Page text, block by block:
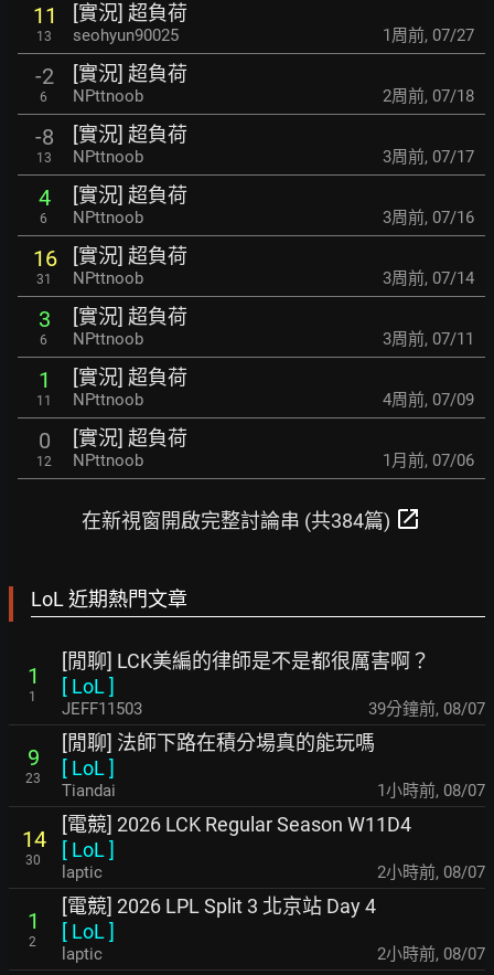
11
13
[實況] 超負荷
seohyun90025 1周前, 07/27
-2
6
[實況] 超負荷
NPttnoob 2周前, 07/18
-8
13
[實況] 超負荷
NPttnoob 3周前, 07/17
4
6
[實況] 超負荷
NPttnoob 3周前, 07/16
16
31
[實況] 超負荷
NPttnoob 3周前, 07/14
3
6
[實況] 超負荷
NPttnoob 3周前, 07/11
1
11
[實況] 超負荷
NPttnoob 4周前, 07/09
0
12
[實況] 超負荷
NPttnoob 1月前, 07/06
在新視窗開啟完整討論串 (共384篇) open_in_new
LoL 近期熱門文章
1
1
[閒聊] LCK美編的律師是不是都很厲害啊？
[ LoL ]
JEFF11503 39分鐘前, 08/07
9
23
[閒聊] 法師下路在積分場真的能玩嗎
[ LoL ]
Tiandai 1小時前, 08/07
14
30
[電競] 2026 LCK Regular Season W11D4
[ LoL ]
laptic 2小時前, 08/07
1
2
[電競] 2026 LPL Split 3 北京站 Day 4
[ LoL ]
laptic 2小時前, 08/07